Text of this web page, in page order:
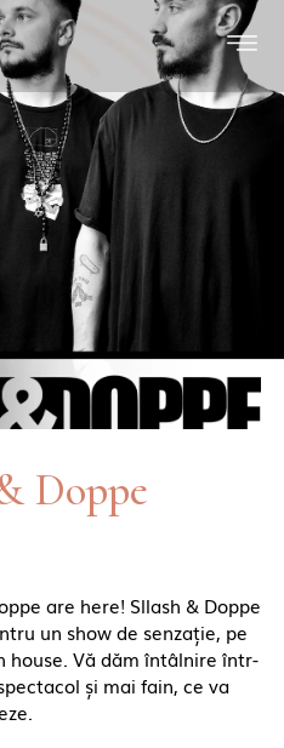
Doppe
are here! Sllash & Doppe
un show de senzație, pe
house. Vă dăm întâlnire într-
și mai fain, ce va